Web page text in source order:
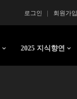
회원가입
로그인
2025 지식향연